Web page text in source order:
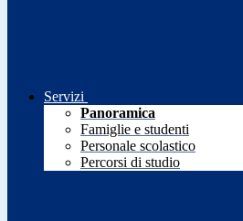
Servizi
Panoramica
Famiglie e studenti
Personale scolastico
Percorsi di studio